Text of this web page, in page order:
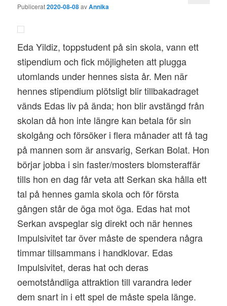
Publicerat2020-08-08avAnnika
Eda Yildiz, toppstudent på sin skola, vann ett
stipendium och fick möjligheten att plugga
utomlands under hennes sista år. Men när
hennes stipendium plötsligt blir tillbakadraget
vänds Edas liv på ända; hon blir avstängd från
skolan då hon inte längre kan betala för sin
skolgång och försöker i flera månader att få tag
på mannen som är ansvarig, Serkan Bolat. Hon
börjar jobba i sin faster/mosters blomsteraffär
tills hon en dag får veta att Serkan ska hålla ett
tal på hennes gamla skola och för första
gången står de öga mot öga. Edas hat mot
Serkan avspeglar sig direkt och när hennes
Impulsivitet tar över måste de spendera några
timmar tillsammans i handklovar. Edas
Impulsivitet, deras hat och deras
oemotståndliga attraktion till varandra leder
dem snart in i ett spel de måste spela länge.